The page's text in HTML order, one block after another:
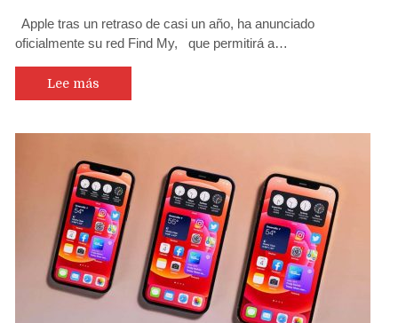
Apple tras un retraso de casi un año, ha anunciado
oficialmente su red Find My, que permitirá a…
Lee más